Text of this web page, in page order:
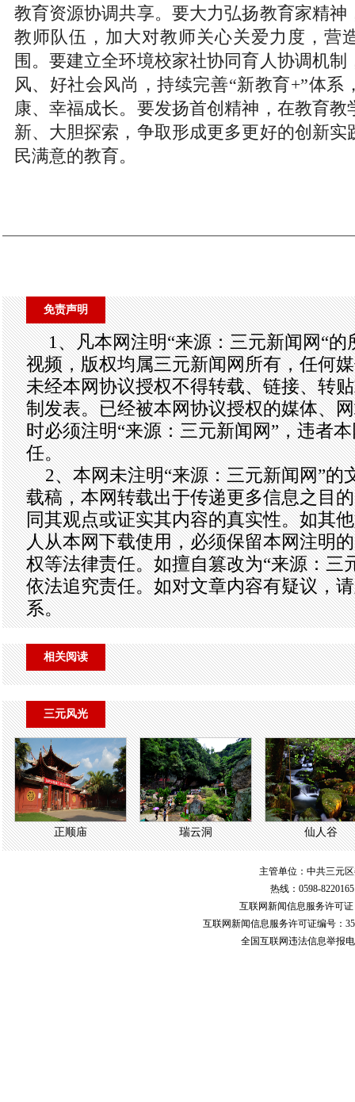
教育资源协调共享。要大力弘扬教育家精神
教师队伍，加大对教师关心关爱力度，营
围。要建立全环境校家社协同育人协调机
风、好社会风尚，持续完善“新教育+”体系
康、幸福成长。要发扬首创精神，在教育教
新、大胆探索，争取形成更多更好的创新实
民满意的教育。
免责声明
1、凡本网注明“来源：三元新闻网“
视频，版权均属三元新闻网所有，任何
未经本网协议授权不得转载、链接、转
制发表。已经被本网协议授权的媒体、
时必须注明“来源：三元新闻网”，违者
任。
2、本网未注明“来源：三元新闻网”的
载稿，本网转载出于传递更多信息之目
同其观点或证实其内容的真实性。如其
人从本网下载使用，必须保留本网注明
权等法律责任。如擅自篡改为“来源：三
依法追究责任。如对文章内容有疑议，
系。
相关阅读
三元风光
正顺庙 瑞云洞 仙人谷
主管单位：中共三元
热线：0598-
互联网新闻信息服务许可证
互联网新闻信息服务许可证编号：
全国互联网违法信息举报